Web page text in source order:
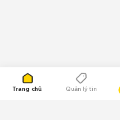
Trang chủ Quản lý tin